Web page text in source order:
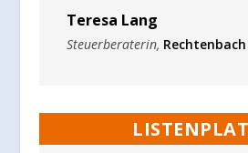
Teresa Lang
Steuerberaterin, Rechtenbach